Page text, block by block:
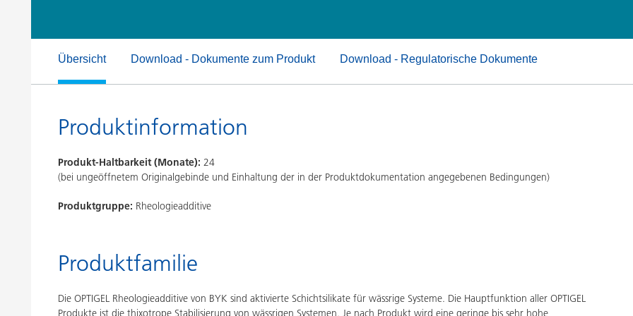
Übersicht Download - Dokumente zum Produkt Download - Regulatorische Dokumente
Produktinformation
Produkt-Haltbarkeit (Monate): 24
(bei ungeöffnetem Originalgebinde und Einhaltung der in der Produktdokumentation angegebenen Bedingungen)
Produktgruppe: Rheologieadditive
Produktfamilie
Die OPTIGEL Rheologieadditive von BYK sind aktivierte Schichtsilikate für wässrige Systeme. Die Hauptfunktion aller OPTIGEL
Produkte ist die thixotrope Stabilisierung von wässrigen Systemen. Je nach Produkt wird eine geringe bis sehr hohe